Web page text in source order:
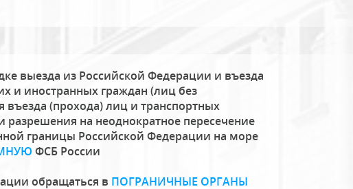
выезда из Российской Федерации и въезда
и иностранных граждан (лиц без
въезда (прохода) лиц и транспортных
разрешения на неоднократное пересечение
границы Российской Федерации на море
ФСБ России
обращаться в ПОГРАНИЧНЫЕ ОРГАНЫ